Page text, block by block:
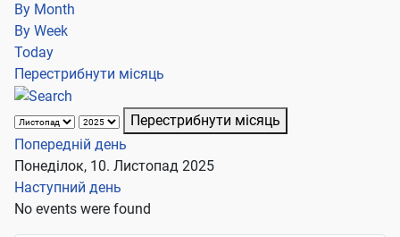
By Month
By Week
Today
Перестрибнути місяць
Перестрибнути місяць
Попередній день
Понеділок, 10. Листопад 2025
Наступний день
No events were found